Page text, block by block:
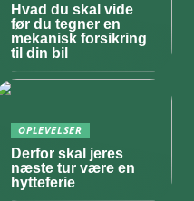
Hvad du skal vide
før du tegner en
mekanisk forsikring
til din bil
OPLEVELSER
Derfor skal jeres
næste tur være en
hytteferie